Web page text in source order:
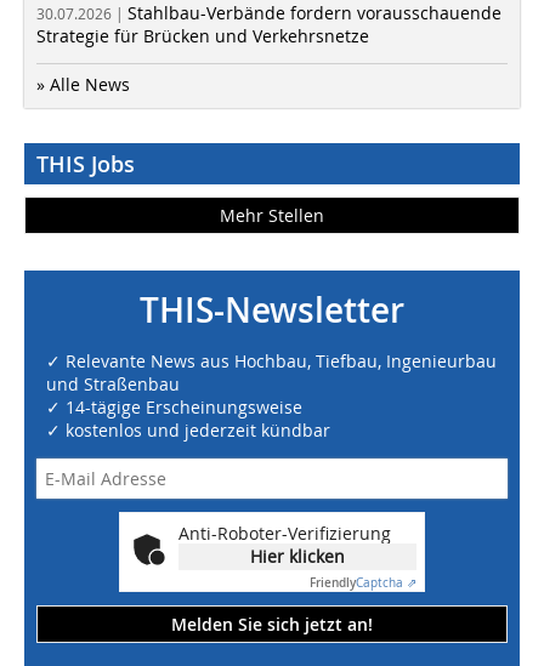
30.07.2026 | Stahlbau-Verbände fordern vorausschauende
Strategie für Brücken und Verkehrsnetze
» Alle News
THIS Jobs
Mehr Stellen
THIS-Newsletter
✓ Relevante News aus Hochbau, Tiefbau, Ingenieurbau
und Straßenbau
✓ 14-tägige Erscheinungsweise
✓ kostenlos und jederzeit kündbar
Anti-Roboter-Verifizierung
Hier klicken
FriendlyCaptcha ⇗
Melden Sie sich jetzt an!